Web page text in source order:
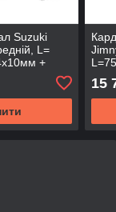
Suzuki
L=
+
DSSK-F01
15